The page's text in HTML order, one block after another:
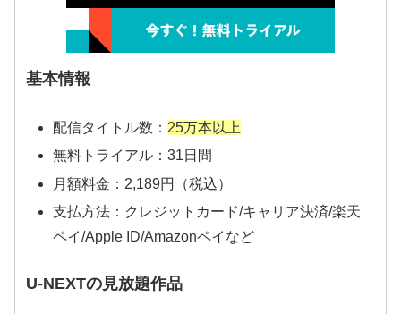
基本情報
配信タイトル数： 25万本以上
無料トライアル：31日間
月額料金：2,189円（税込）
支払方法：クレジットカード/キャリア決済/楽天
ペイ/Apple ID/Amazonペイなど
U-NEXTの見放題作品